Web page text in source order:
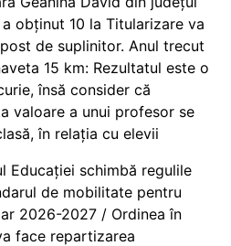
obținut 10 la Titularizare va
de suplinitor. Anul trecut
15 km: Rezultatul este o
însă consider că
valoare a unui profesor se
în relația cu elevii
Educației schimbă regulile
de mobilitate pentru
2026-2027 / Ordinea în
face repartizarea